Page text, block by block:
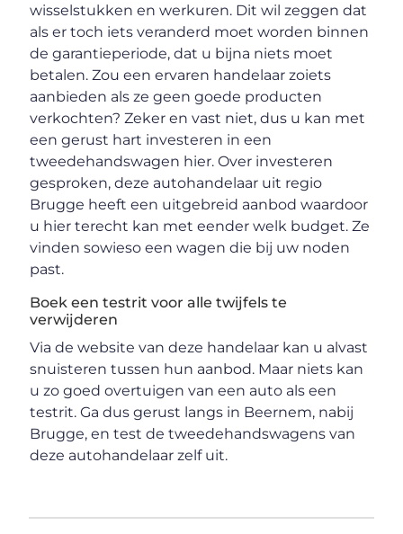
wisselstukken en werkuren. Dit wil zeggen dat
als er toch iets veranderd moet worden binnen
de garantieperiode, dat u bijna niets moet
betalen. Zou een ervaren handelaar zoiets
aanbieden als ze geen goede producten
verkochten? Zeker en vast niet, dus u kan met
een gerust hart investeren in een
tweedehandswagen hier. Over investeren
gesproken, deze autohandelaar uit regio
Brugge heeft een uitgebreid aanbod waardoor
u hier terecht kan met eender welk budget. Ze
vinden sowieso een wagen die bij uw noden
past.
Boek een testrit voor alle twijfels te
verwijderen
Via de website van deze handelaar kan u alvast
snuisteren tussen hun aanbod. Maar niets kan
u zo goed overtuigen van een auto als een
testrit. Ga dus gerust langs in Beernem, nabij
Brugge, en test de tweedehandswagens van
deze autohandelaar zelf uit.